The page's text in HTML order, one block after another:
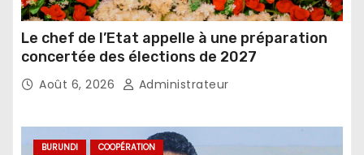
Le chef de l’Etat appelle à une préparation
concertée des élections de 2027
Août 6, 2026 Administrateur
BURUNDI COOPÉRATION